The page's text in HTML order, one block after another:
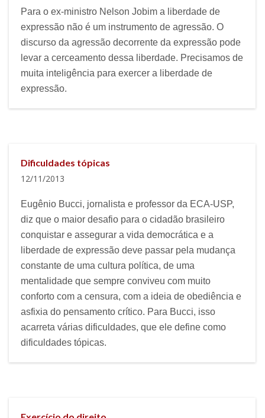
Para o ex-ministro Nelson Jobim a liberdade de
expressão não é um instrumento de agressão. O
discurso da agressão decorrente da expressão pode
levar a cerceamento dessa liberdade. Precisamos de
muita inteligência para exercer a liberdade de
expressão.
Dificuldades tópicas
12/11/2013
Eugênio Bucci, jornalista e professor da ECA-USP,
diz que o maior desafio para o cidadão brasileiro
conquistar e assegurar a vida democrática e a
liberdade de expressão deve passar pela mudança
constante de uma cultura política, de uma
mentalidade que sempre conviveu com muito
conforto com a censura, com a ideia de obediência e
asfixia do pensamento crítico. Para Bucci, isso
acarreta várias dificuldades, que ele define como
dificuldades tópicas.